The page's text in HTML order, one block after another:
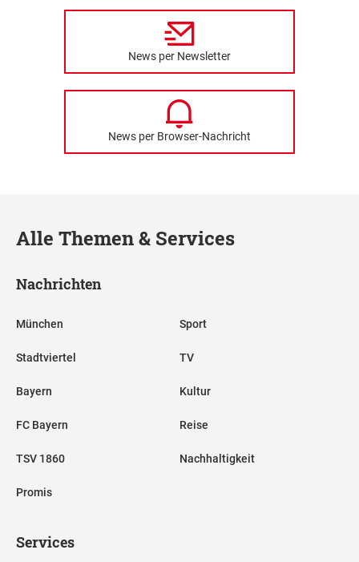
News per Newsletter
News per Browser-Nachricht
Alle Themen & Services
Nachrichten
München
Stadtviertel
Bayern
FC Bayern
TSV 1860
Promis
Sport
TV
Kultur
Reise
Nachhaltigkeit
Services